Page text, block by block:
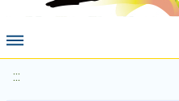
:::